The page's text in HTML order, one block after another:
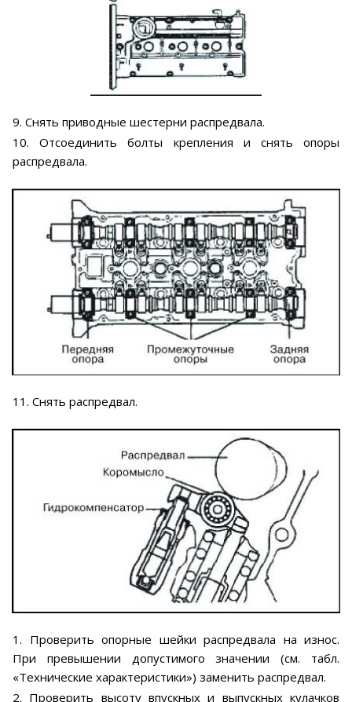
9. Снять приводные шестерни распредвала.
10. Отсоединить болты крепления и снять опоры
распредвала.
11. Снять распредвал.
1. Проверить опорные шейки распредвала на износ.
При превышении допустимого значении (см. табл.
«Технические характеристики») заменить распредвал.
2. Проверить высоту впускных и выпускных кулачков